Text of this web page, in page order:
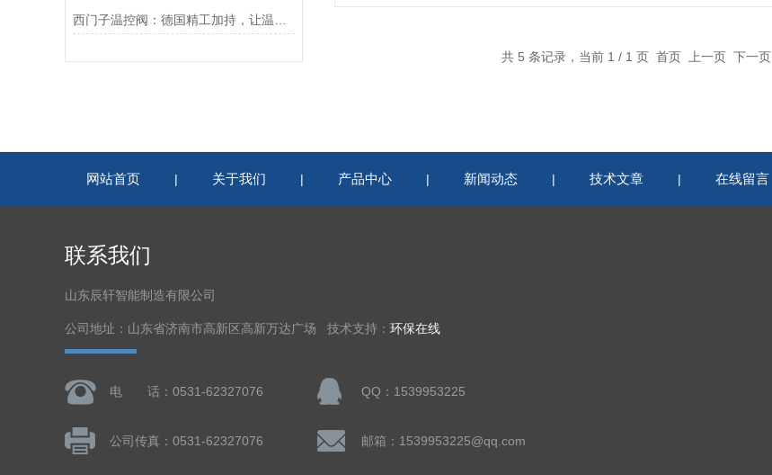
共 5 条记录，当前 1 / 1 页 首页 上一页 下一
网站首页 | 关于我们 | 产品中心 | 新闻动态 | 技术文章 | 在线留言
联系我们
山东辰轩智能制造有限公司
公司地址：山东省济南市高新区高新万达广场 技术支持： 环保在线
电 话：0531-62327076 QQ：1539953225
公司传真：0531-62327076 邮箱：1539953225@qq.com